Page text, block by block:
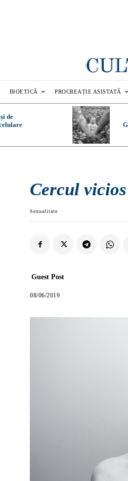
BIOETICĂ PROCREAȚIE ASISTATĂ
de
Cercul
Sexualitate
Guest Post
08/06/2019